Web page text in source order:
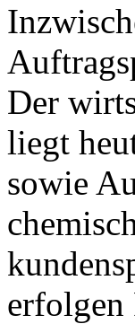
Der
liegt
sowie
erfolgen